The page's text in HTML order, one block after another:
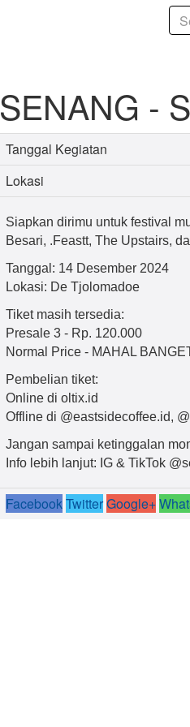
SENANG -
Tanggal Kegiatan
Lokasi
Siapkan dirimu untuk festival
Besari, .Feastt, The Upstairs,
Tanggal: 14 Desember 2024
Lokasi: De Tjolomadoe
Tiket masih tersedia:
Presale 3 - Rp. 120.000
Normal Price - MAHAL
Pembelian tiket:
Online di oltix.id
Offline di @eastsidecoffee.id,
Jangan sampai ketinggalan
Info lebih lanjut: IG & TikTok
FacebookTwitterGoogle+